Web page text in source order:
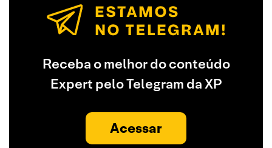
Receba o melhor do conteúdo
Expert pelo Telegram da XP
Acessar